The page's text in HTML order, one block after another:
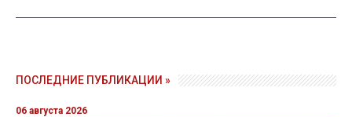
ПОСЛЕДНИЕ ПУБЛИКАЦИИ »
06 августа 2026